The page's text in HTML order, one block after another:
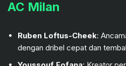
AC Milan
Ruben Loftus-Cheek:
dengan dribel cepat dan